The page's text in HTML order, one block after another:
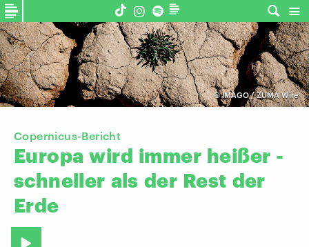
©IMAGO / ZUMA Wire
Copernicus-Bericht
Europa wird immer heißer -
schneller als der Rest der
Erde